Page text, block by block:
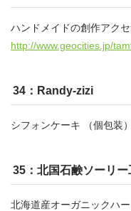
ハンドメイドの創作アク
http://www.geocities.jp/
34：Randy-zizi
シフォンケーキ （個包装）
35：北国石鹸ソーリー
北海道産オーガニックハ